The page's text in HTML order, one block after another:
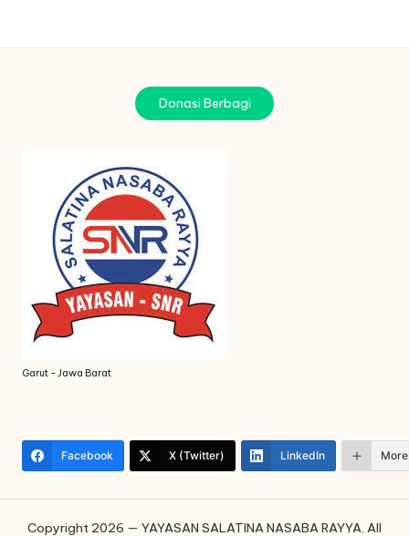
Donasi Berbagi
Garut - Jawa Barat
Facebook X (Twitter) LinkedIn More
Copyright 2026 — YAYASAN SALATINA NASABA RAYYA. All